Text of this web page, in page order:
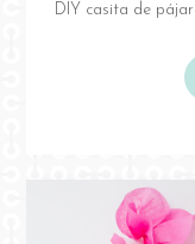
DIY casita de